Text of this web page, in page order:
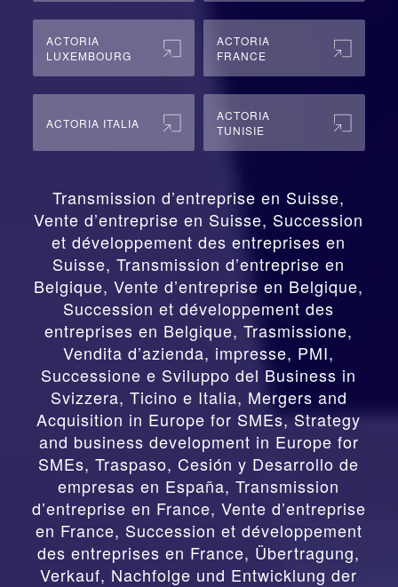
ACTORIA
LUXEMBOURG
ACTORIA
FRANCE
ACTORIA ITALIA
ACTORIA
TUNISIE
Transmission d’entreprise en Suisse,
Vente d’entreprise en Suisse, Succession
et développement des entreprises en
Suisse,Transmission d’entreprise en
Belgique, Vente d’entreprise en Belgique,
Succession et développement des
entreprises en Belgique,Trasmissione,
Vendita d’azienda, impresse, PMI,
Successione e Sviluppo del Business in
Svizzera, Ticino e Italia, Mergers and
Acquisition in Europe for SMEs, Strategy
and business development in Europe for
SMEs,Traspaso, Cesión y Desarrollo de
empresas en España,Transmission
d’entreprise en France, Vente d’entreprise
en France, Succession et développement
des entreprises en France, Übertragung,
Verkauf, Nachfolge und Entwicklung der